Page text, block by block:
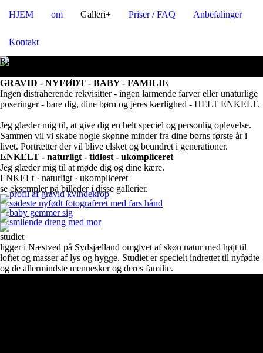
HJEM om Galleri+ Priser / FAQ Anbefalinger
Kontakt
Rigtig hjertelig velkommen
GRAVID - NYFØDT - BABY - FAMILIE
Ingen distraherende rekvisitter - ingen larmende farver eller unaturlige
poseringer - bare dig, dine børn og jeres kærlighed - HELT ENKELT.
Jeg glæder mig til, at give dig en helt speciel og personlig oplevelse.
Sammen vil vi skabe nogle skønne minder fra dine børns første år i
livet. Portrætter der vil blive elsket og beundret i generationer.
ENKELT - naturligt - tidløst - ukompliceret
Jeg glæder mig til at møde dig og dine kære.
ENKELt · naturligt · ukompliceret
se eksempler på billeder i disse gallerier.
Gravid
nyfødt
baby
børn/familie
studiet
ligger i Næstved på Sydsjælland omgivet af skøn natur med højt til
loftet og masser af lys og hygge. Studiet er specielt indrettet til nyfødte
og de allermindste mennesker og deres familie.